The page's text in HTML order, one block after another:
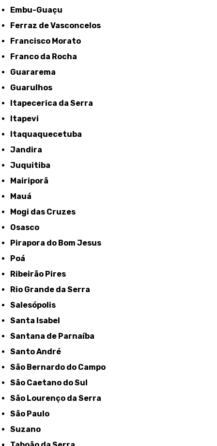
Embu-Guaçu
Ferraz de Vasconcelos
Francisco Morato
Franco da Rocha
Guararema
Guarulhos
Itapecerica da Serra
Itapevi
Itaquaquecetuba
Jandira
Juquitiba
Mairiporã
Mauá
Mogi das Cruzes
Osasco
Pirapora do Bom Jesus
Poá
Ribeirão Pires
Rio Grande da Serra
Salesópolis
Santa Isabel
Santana de Parnaíba
Santo André
São Bernardo do Campo
São Caetano do Sul
São Lourenço da Serra
São Paulo
Suzano